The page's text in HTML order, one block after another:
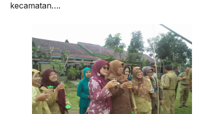
kecamatan….